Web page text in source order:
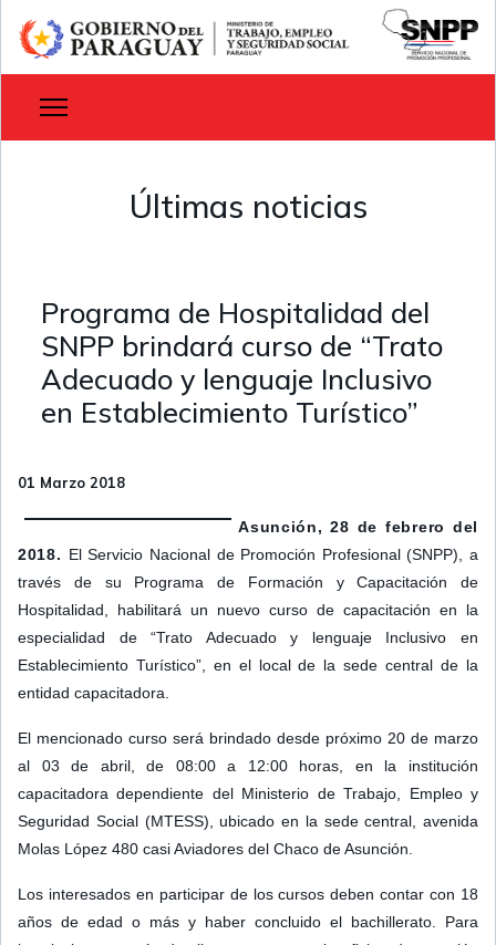
Últimas noticias
Programa de Hospitalidad del
SNPP brindará curso de “Trato
Adecuado y lenguaje Inclusivo
en Establecimiento Turístico”
01 Marzo 2018
Asunción, 28 de febrero del
2018. El Servicio Nacional de Promoción Profesional (SNPP), a
través de su Programa de Formación y Capacitación de
Hospitalidad, habilitará un nuevo curso de capacitación en la
especialidad de “Trato Adecuado y lenguaje Inclusivo en
Establecimiento Turístico”, en el local de la sede central de la
entidad capacitadora.
El mencionado curso será brindado desde próximo 20 de marzo
al 03 de abril, de 08:00 a 12:00 horas, en la institución
capacitadora dependiente del Ministerio de Trabajo, Empleo y
Seguridad Social (MTESS), ubicado en la sede central, avenida
Molas López 480 casi Aviadores del Chaco de Asunción.
Los interesados en participar de los cursos deben contar con 18
años de edad o más y haber concluido el bachillerato. Para